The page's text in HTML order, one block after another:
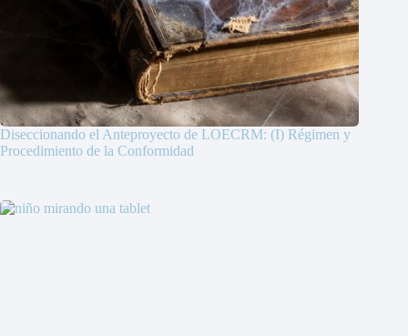
Diseccionando el Anteproyecto de LOECRM: (I) Régimen y
Procedimiento de la Conformidad